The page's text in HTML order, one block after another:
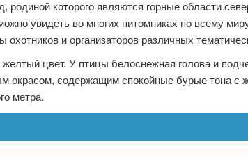
которого являются горные области
увидеть во многих питомниках по всему
и организаторов различных
цвет. У птицы белоснежная голова и
окрасом, содержащим спокойные бурые тона с
метра.